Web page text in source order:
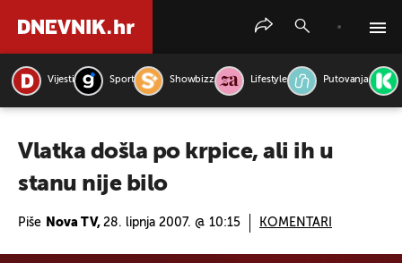
Vijesti Sport Showbizz Lifestyle Putovanja
Vlatka došla po krpice, ali ih u
stanu nije bilo
Piše Nova TV, 28. lipnja 2007. @ 10:15 KOMENTARI
PRETRAŽITE VIJESTI